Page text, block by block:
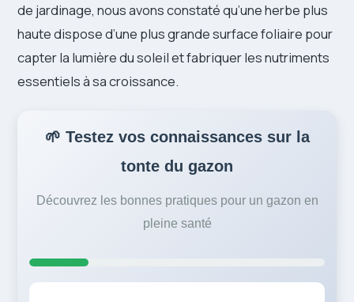
de jardinage, nous avons constaté qu’une herbe plus
haute dispose d’une plus grande surface foliaire pour
capter la lumière du soleil et fabriquer les nutriments
essentiels à sa croissance.
🌱 Testez vos connaissances sur la
tonte du gazon
Découvrez les bonnes pratiques pour un gazon en
pleine santé